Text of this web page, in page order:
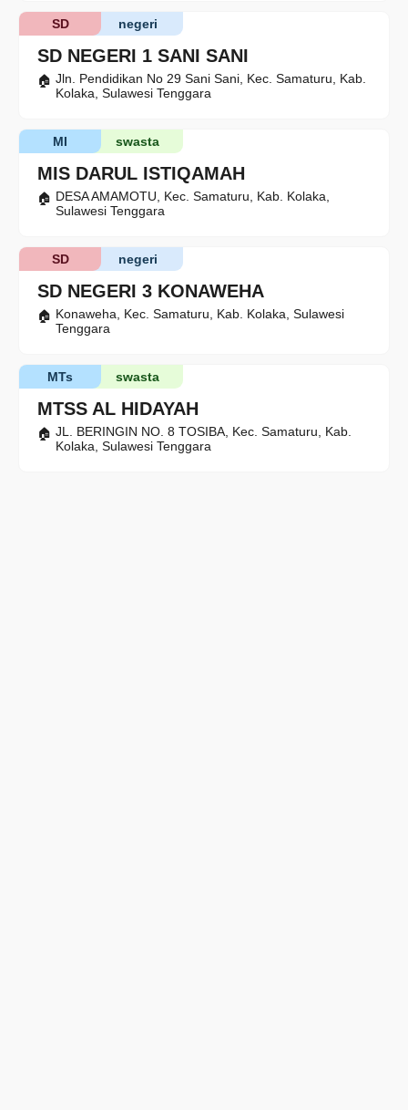
SD NEGERI 1 SANI SANI
negeri
SD
Jln. Pendidikan No 29 Sani Sani, Kec. Samaturu, Kab.
Kolaka, Sulawesi Tenggara
MIS DARUL ISTIQAMAH
swasta
MI
DESA AMAMOTU, Kec. Samaturu, Kab. Kolaka,
Sulawesi Tenggara
SD NEGERI 3 KONAWEHA
negeri
SD
Konaweha, Kec. Samaturu, Kab. Kolaka, Sulawesi
Tenggara
MTSS AL HIDAYAH
swasta
MTs
JL. BERINGIN NO. 8 TOSIBA, Kec. Samaturu, Kab.
Kolaka, Sulawesi Tenggara